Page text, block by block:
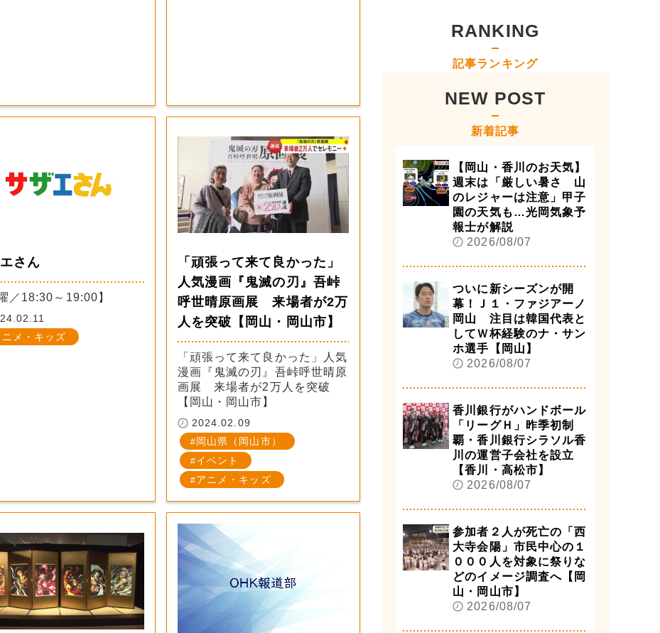
さん
／18:30～19:00】
ニメ・キッズ
「頑張って来て良かった」
人気漫画『鬼滅の刃』吾峠
呼世晴原画展 来場者が2万
人を突破【岡山・岡山市】
「頑張って来て良かった」人気
漫画『鬼滅の刃』吾峠呼世晴原
画展 来場者が2万人を突破
【岡山・岡山市】
2024.02.09
岡山県（岡山市）
イベント
アニメ・キッズ
RANKING
記事ランキング
NEW POST
新着記事
【岡山・香川のお天気】
週末は「厳しい暑さ 山
のレジャーは注意」甲子
園の天気も…光岡気象予
報士が解説
2026/08/07
ついに新シーズンが開
幕！Ｊ１・ファジアーノ
岡山 注目は韓国代表と
してＷ杯経験のナ・サン
ホ選手【岡山】
2026/08/07
香川銀行がハンドボール
「リーグＨ」昨季初制
覇・香川銀行シラソル香
川の運営子会社を設立
【香川・高松市】
2026/08/07
参加者２人が死亡の「西
大寺会陽」市民中心の１
０００人を対象に祭りな
どのイメージ調査へ【岡
山・岡山市】
2026/08/07